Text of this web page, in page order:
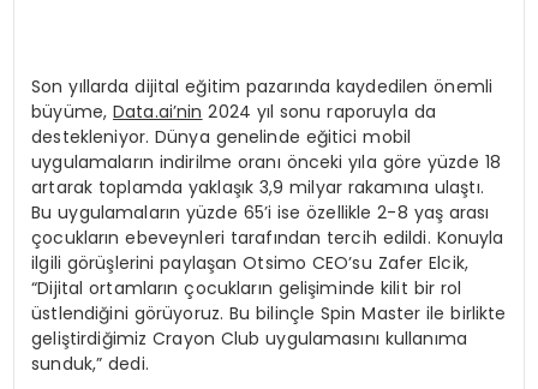
Son yıllarda dijital eğitim pazarında kaydedilen önemli
büyüme,Data.ai’nin 2024 yıl sonu raporuyla da
destekleniyor. Dünya genelinde eğitici mobil
uygulamaların indirilme oranı önceki yıla göre yüzde 18
artarak toplamda yaklaşık 3,9 milyar rakamına ulaştı.
Bu uygulamaların yüzde 65’i ise özellikle 2-8 yaş arası
çocukların ebeveynleri tarafından tercih edildi. Konuyla
ilgili görüşlerini paylaşan Otsimo CEO’su Zafer Elcik,
“Dijital ortamların çocukların gelişiminde kilit bir rol
üstlendiğini görüyoruz. Bu bilinçle Spin Master ile birlikte
geliştirdiğimiz Crayon Club uygulamasını kullanıma
sunduk,” dedi.